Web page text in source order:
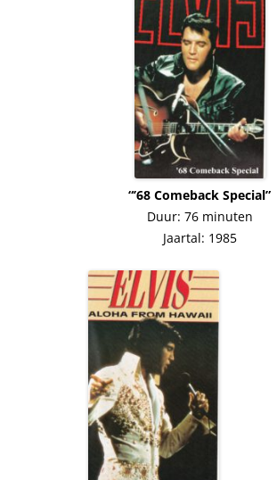
“’68 Comeback Special”
Duur: 76 minuten
Jaartal: 1985